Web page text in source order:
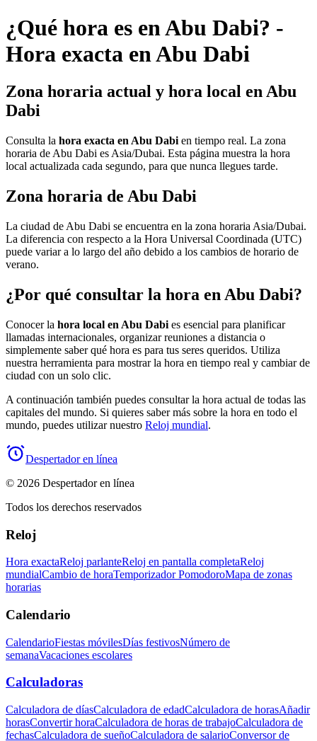
¿Qué hora es en Abu Dabi? -
Hora exacta en Abu Dabi
Zona horaria actual y hora local en Abu
Dabi
Consulta la hora exacta en Abu Dabi en tiempo real. La zona
horaria de Abu Dabi es Asia/Dubai. Esta página muestra la hora
local actualizada cada segundo, para que nunca llegues tarde.
Zona horaria de Abu Dabi
La ciudad de Abu Dabi se encuentra en la zona horaria Asia/Dubai.
La diferencia con respecto a la Hora Universal Coordinada (UTC)
puede variar a lo largo del año debido a los cambios de horario de
verano.
¿Por qué consultar la hora en Abu Dabi?
Conocer la hora local en Abu Dabi es esencial para planificar
llamadas internacionales, organizar reuniones a distancia o
simplemente saber qué hora es para tus seres queridos. Utiliza
nuestra herramienta para mostrar la hora en tiempo real y cambiar de
ciudad con un solo clic.
A continuación también puedes consultar la hora actual de todas las
capitales del mundo. Si quieres saber más sobre la hora en todo el
mundo, puedes utilizar nuestro Reloj mundial.
Despertador en línea
© 2026 Despertador en línea
Todos los derechos reservados
Reloj
Hora exactaReloj parlanteReloj en pantalla completaReloj
mundialCambio de horaTemporizador PomodoroMapa de zonas
horarias
Calendario
CalendarioFiestas móvilesDías festivosNúmero de
semanaVacaciones escolares
Calculadoras
Calculadora de díasCalculadora de edadCalculadora de horasAñadir
horasConvertir horaCalculadora de horas de trabajoCalculadora de
fechasCalculadora de sueñoCalculadora de salarioConversor de